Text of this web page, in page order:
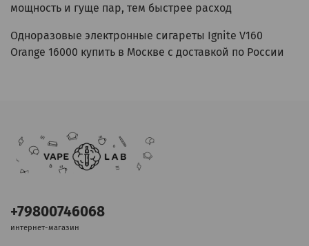
мощность и гуще пар, тем быстрее расход
Одноразовые электронные сигареты Ignite V160
Orange 16000 купить в Москве с доставкой по России
+79800746068
интернет-магазин